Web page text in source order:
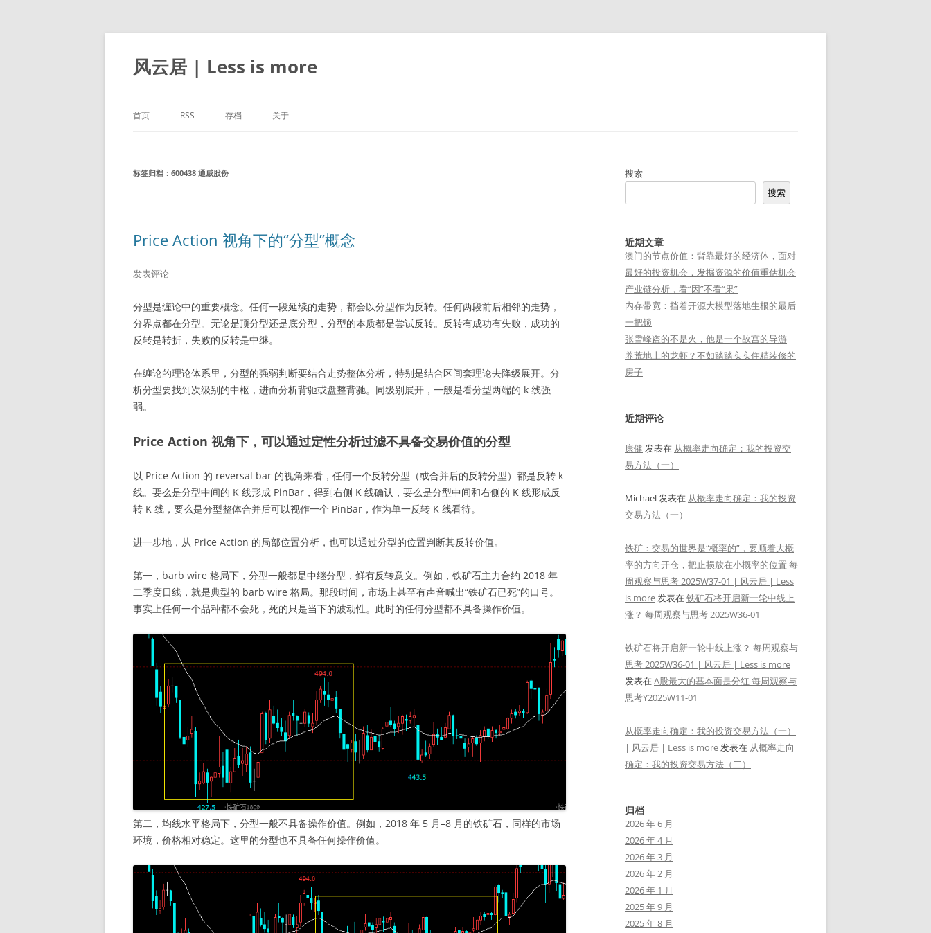
跳
正
文
风云居 | Less is more
首页 RSS 存档 关于
标签归档： 600438 通威股份
Price Action 视角下的“分型”概念
发表评论
分型是缠论中的重要概念。任何一段延续的走势，都会以分型作为反转。任何两段前后相邻的走势，
分界点都在分型。无论是顶分型还是底分型，分型的本质都是尝试反转。反转有成功有失败，成功的
反转是转折，失败的反转是中继。
在缠论的理论体系里，分型的强弱判断要结合走势整体分析，特别是结合区间套理论去降级展开。分
析分型要找到次级别的中枢，进而分析背驰或盘整背驰。同级别展开，一般是看分型两端的 k 线强
弱。
Price Action 视角下，可以通过定性分析过滤不具备交易价值的分型
以 Price Action 的 reversal bar 的视角来看，任何一个反转分型（或合并后的反转分型）都是反转 k
线。要么是分型中间的 K 线形成 PinBar，得到右侧 K 线确认，要么是分型中间和右侧的 K 线形成反
转 K 线，要么是分型整体合并后可以视作一个 PinBar，作为单一反转 K 线看待。
进一步地，从 Price Action 的局部位置分析，也可以通过分型的位置判断其反转价值。
第一，barb wire 格局下，分型一般都是中继分型，鲜有反转意义。例如，铁矿石主力合约 2018 年
二季度日线，就是典型的 barb wire 格局。那段时间，市场上甚至有声音喊出“铁矿石已死”的口号。
事实上任何一个品种都不会死，死的只是当下的波动性。此时的任何分型都不具备操作价值。
第二，均线水平格局下，分型一般不具备操作价值。例如，2018 年 5 月–8 月的铁矿石，同样的市场
环境，价格相对稳定。这里的分型也不具备任何操作价值。
搜索
搜索
近期文章
澳门的节点价值：背靠最好的经济体，面对
最好的投资机会，发掘资源的价值重估机会
产业链分析，看“因”不看“果”
内存带宽：挡着开源大模型落地生根的最后
一把锁
张雪峰盗的不是火，他是一个故宫的导游
养荒地上的龙虾？不如踏踏实实住精装修的
房子
近期评论
康健 发表在 从概率走向确定：我的投资交
易方法（一）
Michael发表在 从概率走向确定：我的投资
交易方法（一）
铁矿：交易的世界是“概率的”，要顺着大概
率的方向开仓，把止损放在小概率的位置 每
周观察与思考 2025W37-01 | 风云居 | Less
is more发表在铁矿石将开启新一轮中线上
涨？ 每周观察与思考 2025W36-01
铁矿石将开启新一轮中线上涨？ 每周观察与
思考 2025W36-01 | 风云居 | Less is more
发表在A股最大的基本面是分红 每周观察与
思考Y2025W11-01
从概率走向确定：我的投资交易方法（一）
| 风云居 | Less is more发表在 从概率走向
确定：我的投资交易方法（二）
归档
2026 年 6 月
2026 年 4 月
2026 年 3 月
2026 年 2 月
2026 年 1 月
2025 年 9 月
2025 年 8 月